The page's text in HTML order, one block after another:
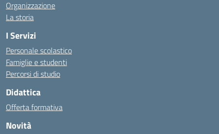
Organizzazione
La storia
I Servizi
Personale scolastico
Famiglie e studenti
Percorsi di studio
Didattica
Offerta formativa
Novità